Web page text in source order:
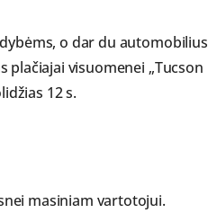
o dar du automobilius
visuomenei „Tucson
12 s.
masiniam vartotojui.